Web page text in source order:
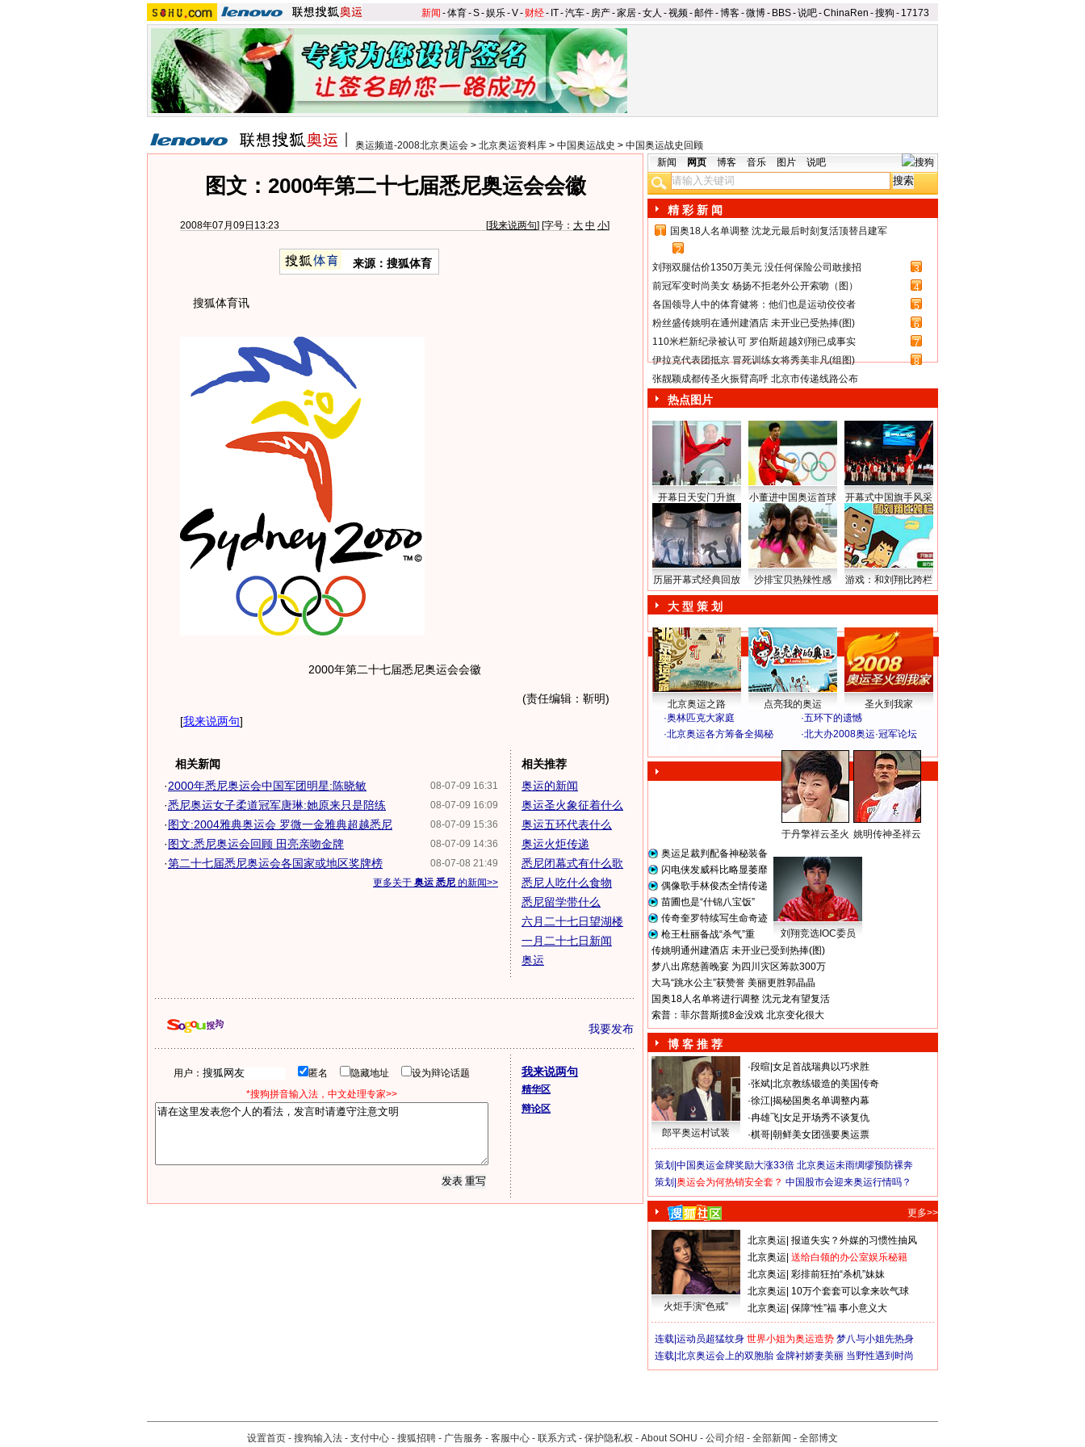
新闻 -体育-S-娱乐-V- 财经- IT-汽车- 房产-家居-女人 -视频-邮件-博客-微博- BBS-说吧-ChinaRen -搜狗 - 17173
奥运频道-2008北京奥运会 > 北京奥运资料库 > 中国奥运战史 > 中国奥运战史回顾
图文：2000年第二十七届悉尼奥运会会徽
2008年07月09日13:23 [我来说两句] [字号： 大 中 小]
来源：搜狐体育
搜狐体育讯
2000年第二十七届悉尼奥运会会徽
(责任编辑：靳明)
[我来说两句]
相关新闻
08-07-09 16:31
·2000年悉尼奥运会中国军团明星:陈晓敏
08-07-09 16:09
·悉尼奥运女子柔道冠军唐琳:她原来只是陪练
08-07-09 15:36
·图文:2004雅典奥运会 罗微一金雅典超越悉尼
08-07-09 14:36
·图文:悉尼奥运会回顾 田亮亲吻金牌
08-07-08 21:49
·第二十七届悉尼奥运会各国家或地区奖牌榜
更多关于 奥运 悉尼 的新闻>>
相关推荐
奥运的新闻
奥运圣火象征着什么
奥运五环代表什么
奥运火炬传递
悉尼闭幕式有什么歌
悉尼人吃什么食物
悉尼留学带什么
六月二十七日望湖楼
一月二十七日新闻
奥运
我要发布
用户： 匿名 隐藏地址
设为辩论话题
*搜狗拼音输入法，中文处理专家>>
我来说两句
精华区
辩论区
新闻 网页 博客 音乐 图片 说吧
精 彩 新 闻
1
国奥18人名单调整 沈龙元最后时刻复活顶替吕建军
2
刘翔双腿估价1350万美元 没任何保险公司敢接招
3
前冠军变时尚美女 杨扬不拒老外公开索吻（图）
4
各国领导人中的体育健将：他们也是运动佼佼者
5
粉丝盛传姚明在通州建酒店 未开业已受热捧(图)
6
110米栏新纪录被认可 罗伯斯超越刘翔已成事实
7
伊拉克代表团抵京 冒死训练女将秀美非凡(组图)
8
张靓颖成都传圣火振臂高呼 北京市传递线路公布
热点图片
开幕日天安门升旗 小董进中国奥运首球 开幕式中国旗手风采
历届开幕式经典回放 沙排宝贝热辣性感 游戏：和刘翔比跨栏
大 型 策 划
北京奥运之路 点亮我的奥运
圣火到我家
·奥林匹克大家庭 ·五环下的遗憾
·北京奥运各方筹备全揭秘 ·北大办2008奥运·冠军论坛
于丹擎祥云圣火 姚明传神圣祥云
奥运足裁判配备神秘装备
闪电侠发威科比略显萎靡
偶像歌手林俊杰全情传递
苗圃也是“什锦八宝饭”
传奇奎罗特续写生命奇迹
枪王杜丽备战“杀气”重
刘翔竞选IOC委员
传姚明通州建酒店 未开业已受到热捧(图)
梦八出席慈善晚宴 为四川灾区筹款300万
大马“跳水公主”获赞誉 美丽更胜郭晶晶
国奥18人名单将进行调整 沈元龙有望复活
索普：菲尔普斯揽8金没戏 北京变化很大
博 客 推 荐
郎平奥运村试装
·段暄 女足首战瑞典以巧求胜
·张斌 北京教练锻造的美国传奇
·徐江 揭秘国奥名单调整内幕
·冉雄飞 女足开场秀不谈复仇
·棋哥 朝鲜美女团强要奥运票
策划| 中国奥运金牌奖励大涨33倍 北京奥运未雨绸缪预防裸奔
策划| 奥运会为何热销安全套？ 中国股市会迎来奥运行情吗？
更多>>
火炬手演“色戒”
北京奥运 报道失实？外媒的习惯性抽风
北京奥运 送给白领的办公室娱乐秘籍
北京奥运 彩排前狂拍“杀机”妹妹
北京奥运 10万个套套可以拿来吹气球
北京奥运 保障“性”福 事小意义大
连载| 运动员超猛纹身 世界小姐为奥运造势 梦八与小姐先热身
连载| 北京奥运会上的双胞胎 金牌衬娇妻美丽 当野性遇到时尚
设置首页 - 搜狗输入法 - 支付中心 - 搜狐招聘 - 广告服务 - 客服中心 - 联系方式 - 保护隐私权 - About SOHU - 公司介绍 - 全部新闻 - 全部博文